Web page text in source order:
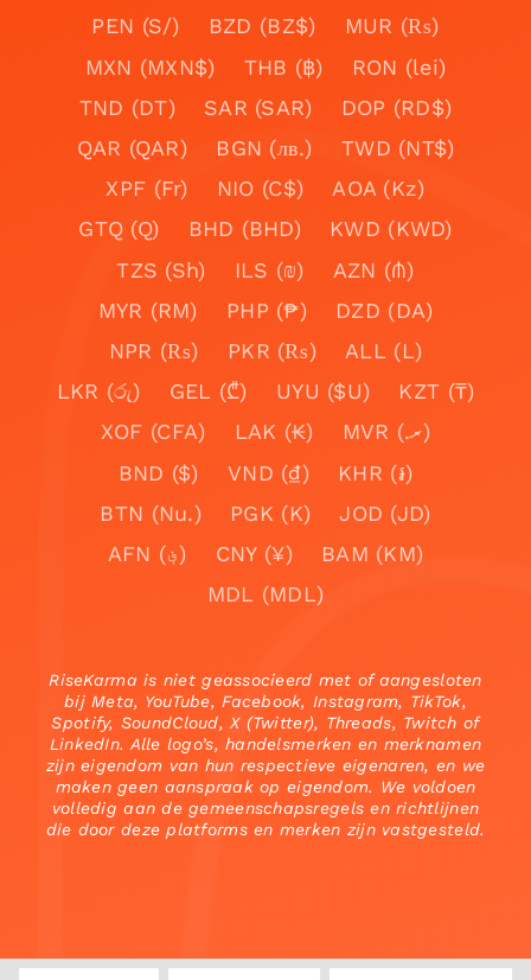
PEN (S/)
BZD (BZ$)
MUR (₨)
MXN (MXN$)
THB (฿)
RON (lei)
TND (DT)
SAR (SAR)
DOP (RD$)
QAR (QAR)
BGN (лв.)
TWD (NT$)
XPF (Fr)
NIO (C$)
AOA (Kz)
GTQ (Q)
BHD (BHD)
KWD (KWD)
TZS (Sh)
ILS (₪)
AZN (₼)
MYR (RM)
PHP (₱)
DZD (DA)
NPR (₨)
PKR (₨)
ALL (L)
LKR (රු)
GEL (₾) UYU ($U)
KZT (₸)
XOF (CFA)
LAK (₭)
MVR (.ރ)
BND ($)
VND (₫)
KHR (៛)
BTN (Nu.)
PGK (K)
JOD (JD)
AFN (؋)
CNY (¥)
BAM (KM)
MDL (MDL)
RiseKarma is niet geassocieerd met of aangesloten
bij Meta, YouTube, Facebook, Instagram, TikTok,
Spotify, SoundCloud, X (Twitter), Threads, Twitch of
LinkedIn. Alle logo’s, handelsmerken en merknamen
zijn eigendom van hun respectieve eigenaren, en we
maken geen aanspraak op eigendom. We voldoen
volledig aan de gemeenschapsregels en richtlijnen
die door deze platforms en merken zijn vastgesteld.